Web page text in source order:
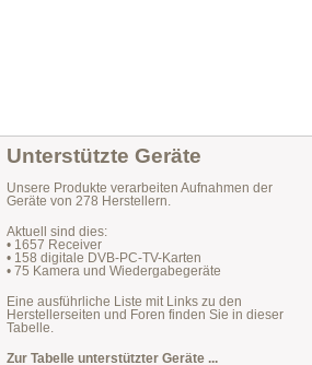
Unterstützte Geräte
Unsere Produkte verarbeiten Aufnahmen der
Geräte von 278 Herstellern.
Aktuell sind dies:
• 1657 Receiver
• 158 digitale DVB-PC-TV-Karten
• 75 Kamera und Wiedergabegeräte
Eine ausführliche Liste mit Links zu den
Herstellerseiten und Foren finden Sie in dieser
Tabelle.
Zur Tabelle unterstützter Geräte ...